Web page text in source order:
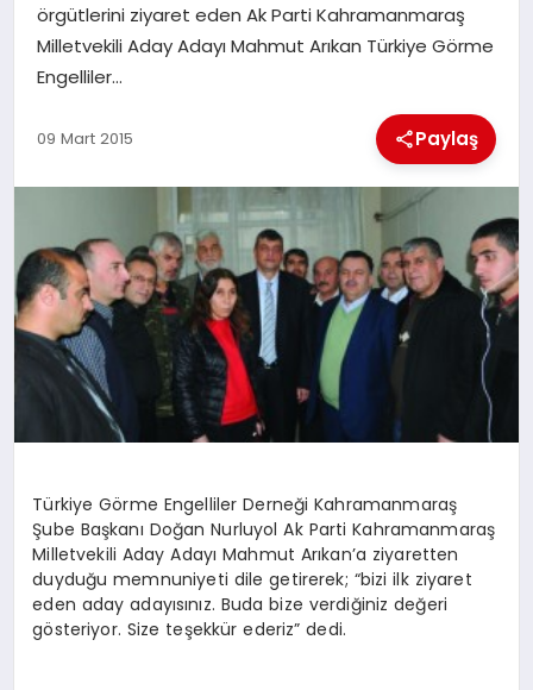
İLÇE HABERLERI
DÜNYA
İLETIŞIM
KÜNYE
örgütlerini ziyaret eden Ak Parti Kahramanmaraş
Milletvekili Aday Adayı Mahmut Arıkan Türkiye Görme
Engelliler…
09 Mart 2015 Paylaş
Türkiye Görme Engelliler Derneği Kahramanmaraş
Şube Başkanı Doğan Nurluyol Ak Parti Kahramanmaraş
Milletvekili Aday Adayı Mahmut Arıkan’a ziyaretten
duyduğu memnuniyeti dile getirerek; “bizi ilk ziyaret
eden aday adayısınız. Buda bize verdiğiniz değeri
gösteriyor. Size teşekkür ederiz” dedi.